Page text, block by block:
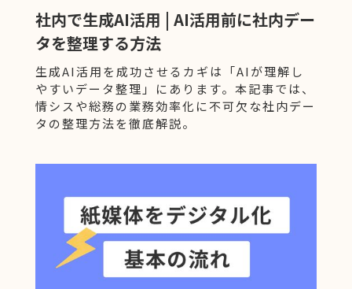
社内で生成AI活用 | AI活用前に社内デー
タを整理する方法
生成AI活用を成功させるカギは「AIが理解し
やすいデータ整理」にあります。本記事では、
情シスや総務の業務効率化に不可欠な社内デー
タの整理方法を徹底解説。